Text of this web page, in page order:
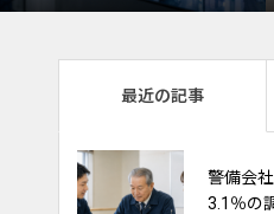
活用の5つの観点
最近の記事
警備会
3.1％の
熱中症
場に合